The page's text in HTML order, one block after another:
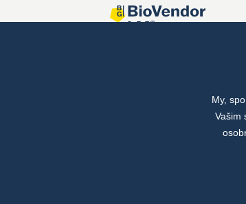
Spoločné projekty
My,
Vašim